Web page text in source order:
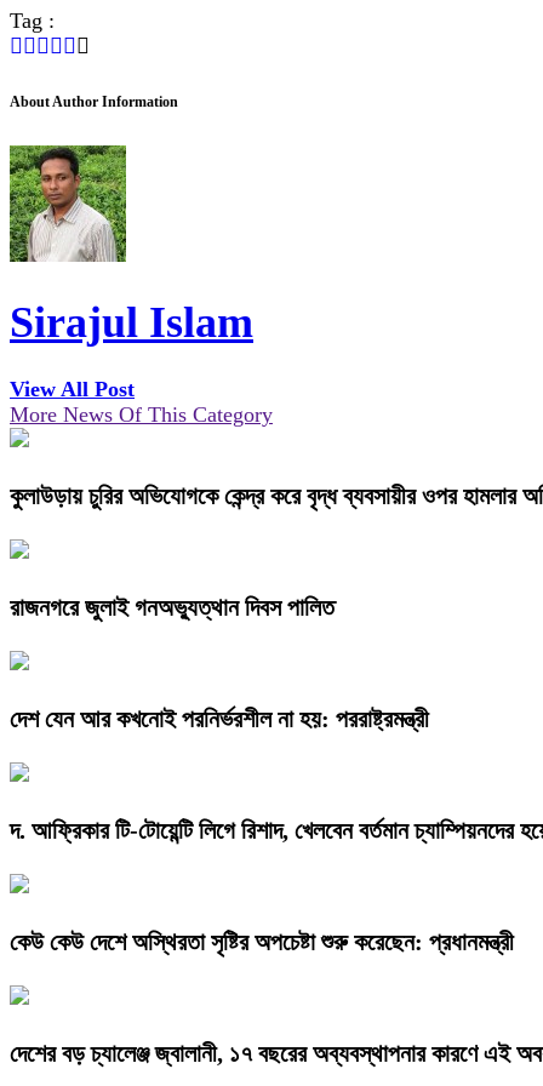
Tag :
About Author Information
Sirajul Islam
View All Post
More News Of This Category
কুলাউড়ায় চুরির অভিযোগকে কেন্দ্র করে বৃদ্ধ ব্যবসায়ীর ওপর হামলার
রাজনগরে জুলাই গনঅভ্যুত্থান দিবস পালিত
দেশ যেন আর কখনোই পরনির্ভরশীল না হয়: পররাষ্ট্রমন্ত্রী
দ. আফ্রিকার টি-টোয়েন্টি লিগে রিশাদ, খেলবেন বর্তমান চ্যাম্পিয়নদের
কেউ কেউ দেশে অস্থিরতা সৃষ্টির অপচেষ্টা শুরু করেছেন: প্রধানমন্ত্রী
দেশের বড় চ্যালেঞ্জ জ্বালানী, ১৭ বছরের অব্যবস্থাপনার কারণে এই